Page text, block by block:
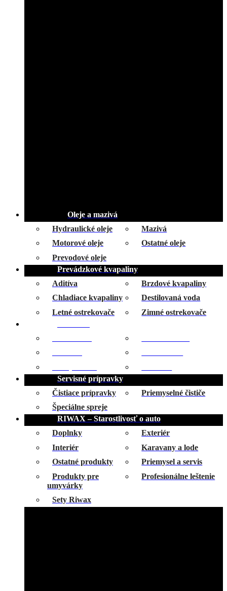
Oleje a mazivá
Hydraulické oleje
Mazivá
Motorové oleje
Ostatné oleje
Prevodové oleje
Prevádzkové kvapaliny
Aditíva
Brzdové kvapaliny
Chladiace kvapaliny
Destilovaná voda
Letné ostrekovače
Zimné ostrekovače
Servisné prípravky
Čistiace prípravky
Priemyselné čističe
Špeciálne spreje
RIWAX – Starostlivosť o auto
Doplnky
Exteriér
Interiér
Karavany a lode
Ostatné produkty
Priemysel a servis
Produkty pre
umyvárky
Profesionálne leštenie
Sety Riwax